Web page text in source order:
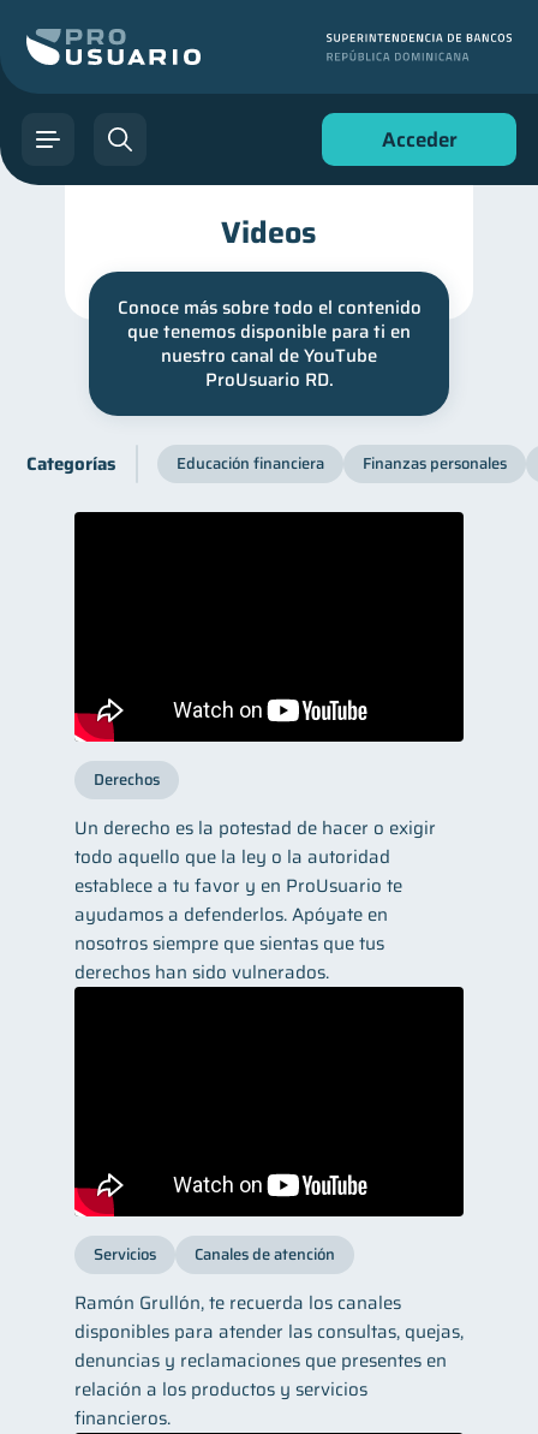
Acceder
Videos
Conoce más sobre todo el contenido
que tenemos disponible para ti en
nuestro canal de YouTube
ProUsuario RD.
Categorías Educación financiera Finanzas personales
Derechos
Un derecho es la potestad de hacer o exigir
todo aquello que la ley o la autoridad
establece a tu favor y en ProUsuario te
ayudamos a defenderlos. Apóyate en
nosotros siempre que sientas que tus
derechos han sido vulnerados.
Servicios Canales de atención
Ramón Grullón, te recuerda los canales
disponibles para atender las consultas, quejas,
denuncias y reclamaciones que presentes en
relación a los productos y servicios
financieros.